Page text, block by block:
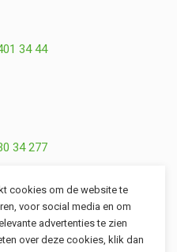
34 44
34 277
34 44
cookies om de website te
voor social media en om
advertenties te zien
over deze cookies, klik dan